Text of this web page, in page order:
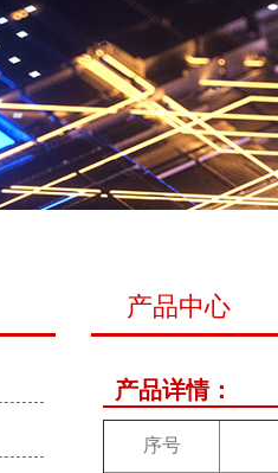
产品中心
产品详情：
序号